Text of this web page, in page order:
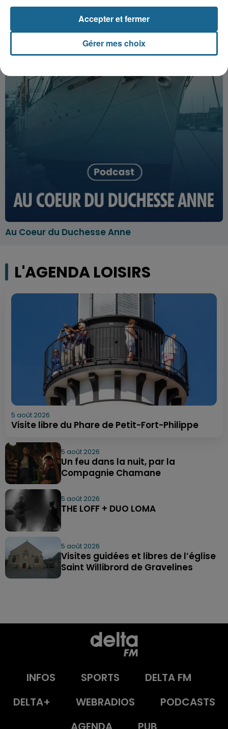
Au Coeur du Duchesse Anne
L'AGENDA LOISIRS
5 août 2026
Visite libre du Phare de Petit-Fort-Philippe
5 août 2026
Un feu dans la nuit, par la
Compagnie Chamane
5 août 2026
THE LOFF + DUO LOMA
5 août 2026
Visites guidées et libres de l’église
Saint Willibrord de Gravelines
INFOS SPORTS
DELTA FM
DELTA+
WEBRADIOS
PODCASTS
Gérer mes choix
Accepter et fermer